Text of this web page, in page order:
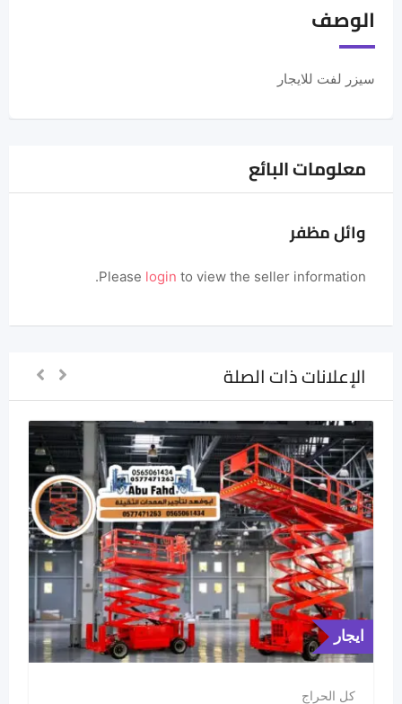
الوصف
سيزر لفت للايجار
معلومات البائع
وائل مظفر
Please login to view the seller information.
الإعلانات ذات الصلة
ايجار
كل الحراج